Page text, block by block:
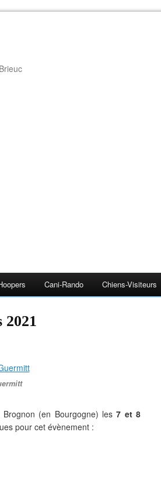
Cani-Rando Chiens-Visiteurs
2021
(en Bourgogne) les7 et 8
pour cet évènement :